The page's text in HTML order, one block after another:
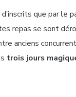
que par le
repas se sont
anciens
trois jours